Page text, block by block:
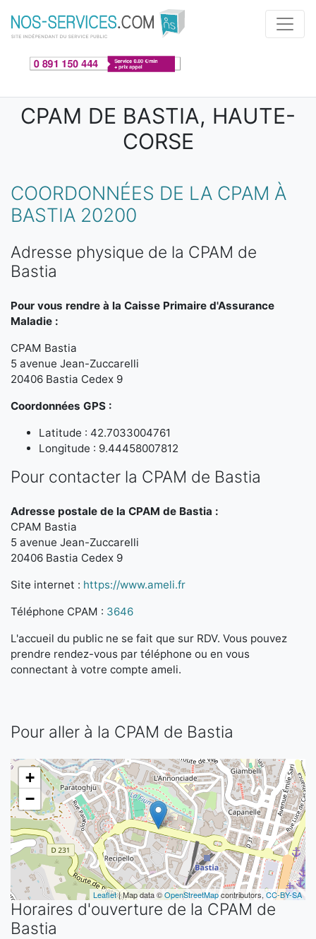
Aller au contenu principal
CPAM DE BASTIA, HAUTE-
CORSE
COORDONNÉES DE LA CPAM À
BASTIA 20200
Adresse physique de la CPAM de
Bastia
Pour vous rendre à la Caisse Primaire d'Assurance
Maladie :
CPAM Bastia
5 avenue Jean-Zuccarelli
20406 Bastia Cedex 9
Coordonnées GPS :
Latitude : 42.7033004761
Longitude : 9.44458007812
Pour contacter la CPAM de Bastia
Adresse postale de la CPAM de Bastia :
CPAM Bastia
5 avenue Jean-Zuccarelli
20406 Bastia Cedex 9
Site internet : https://www.ameli.fr
Téléphone CPAM : 3646
L'accueil du public ne se fait que sur RDV. Vous pouvez
prendre rendez-vous par téléphone ou en vous
connectant à votre compte ameli.
Pour aller à la CPAM de Bastia
+
−
Leaflet| Map data ©OpenStreetMapcontributors, CC-BY-SA
Horaires d'ouverture de la CPAM de
Bastia